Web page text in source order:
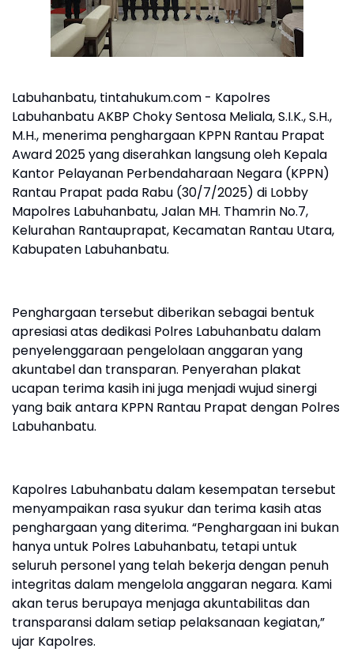
Labuhanbatu, tintahukum.com - Kapolres
Labuhanbatu AKBP Choky Sentosa Meliala, S.I.K., S.H.,
M.H., menerima penghargaan KPPN Rantau Prapat
Award 2025 yang diserahkan langsung oleh Kepala
Kantor Pelayanan Perbendaharaan Negara (KPPN)
Rantau Prapat pada Rabu (30/7/2025) di Lobby
Mapolres Labuhanbatu, Jalan MH. Thamrin No.7,
Kelurahan Rantauprapat, Kecamatan Rantau Utara,
Kabupaten Labuhanbatu.
Penghargaan tersebut diberikan sebagai bentuk
apresiasi atas dedikasi Polres Labuhanbatu dalam
penyelenggaraan pengelolaan anggaran yang
akuntabel dan transparan. Penyerahan plakat
ucapan terima kasih ini juga menjadi wujud sinergi
yang baik antara KPPN Rantau Prapat dengan Polres
Labuhanbatu.
Kapolres Labuhanbatu dalam kesempatan tersebut
menyampaikan rasa syukur dan terima kasih atas
penghargaan yang diterima. “Penghargaan ini bukan
hanya untuk Polres Labuhanbatu, tetapi untuk
seluruh personel yang telah bekerja dengan penuh
integritas dalam mengelola anggaran negara. Kami
akan terus berupaya menjaga akuntabilitas dan
transparansi dalam setiap pelaksanaan kegiatan,”
ujar Kapolres.